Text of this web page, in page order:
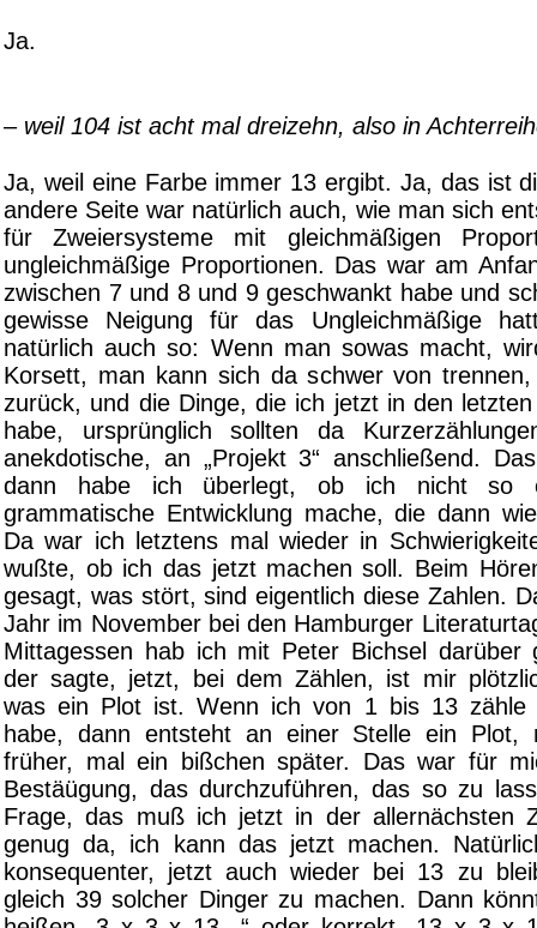
Ja.
– weil 104 ist acht mal dreizehn, also in
Ja, weil eine Farbe immer 13 ergibt. Ja, das ist
andere Seite war natürlich auch, wie man sich
für Zweiersysteme mit gleichmäßigen
ungleichmäßige Proportionen. Das war am
zwischen 7 und 8 und 9 geschwankt habe und
gewisse Neigung für das Ungleichmäßige
natürlich auch so: Wenn man sowas macht,
Korsett, man kann sich da schwer von
zurück, und die Dinge, die ich jetzt in den
habe, ursprünglich sollten da
anekdotische, an „Projekt 3“ anschließend.
dann habe ich überlegt, ob ich nicht so
grammatische Entwicklung mache, die dann
Da war ich letztens mal wieder in
wußte, ob ich das jetzt machen soll. Beim
gesagt, was stört, sind eigentlich diese Zahlen.
Jahr im November bei den Hamburger
Mittagessen hab ich mit Peter Bichsel darüber
der sagte, jetzt, bei dem Zählen, ist mir
was ein Plot ist. Wenn ich von 1 bis 13 zähle
habe, dann entsteht an einer Stelle ein Plot,
früher, mal ein bißchen später. Das war für
Bestäügung, das durchzuführen, das so zu
Frage, das muß ich jetzt in der allernächsten
genug da, ich kann das jetzt machen.
konsequenter, jetzt auch wieder bei 13 zu
gleich 39 solcher Dinger zu machen. Dann